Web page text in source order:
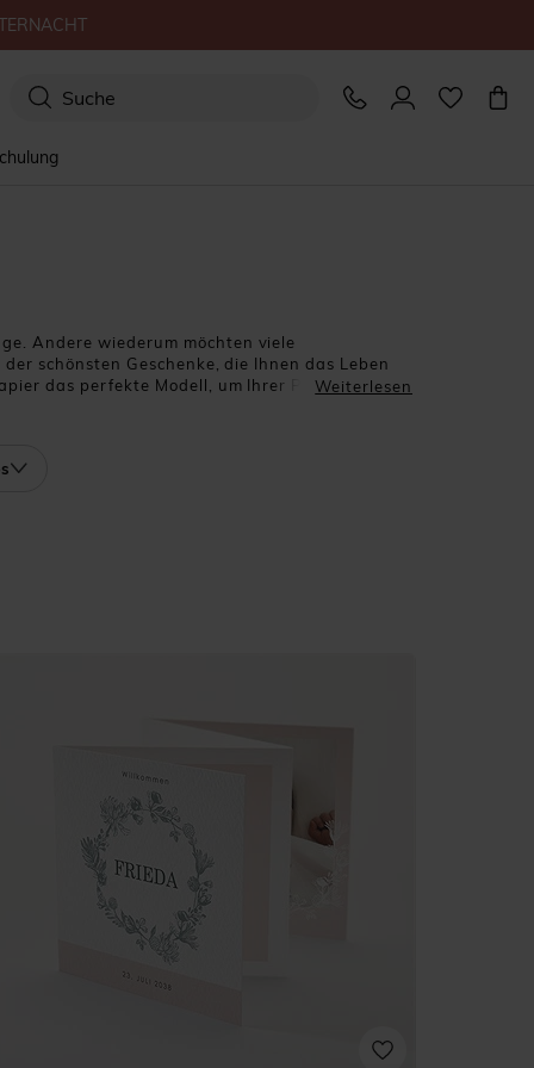
Andere wiederum möchten viele
schönsten Geschenke, die Ihnen das Leben
das perfekte Modell, um Ihrer Phantasie mit
Weiterlesen